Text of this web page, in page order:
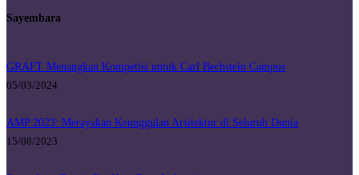
Sayembara
GRAFT Menangkan Kompetisi untuk Carl Bechstein Campus
05/03/2024
AMP 2023: Merayakan Keunggulan Arsitektur di Seluruh Dunia
15/08/2023